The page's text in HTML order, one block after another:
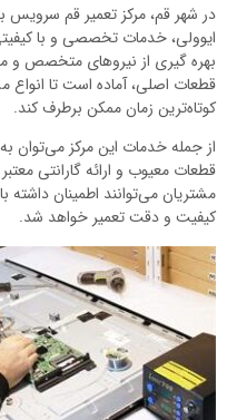
در شهر قم، مرکز تعمیر قم سرویس
ایوولی، خدمات تخصصی و با
بهره گیری از نیروهای متخصص و
قطعات اصلی، آماده است تا انواع
کوتاه‌ترین زمان ممکن برطرف کند.
از جمله خدمات این مرکز می‌توان
قطعات معیوب و ارائه گارانتی
مشتریان می‌توانند اطمینان داشته
کیفیت و دقت تعمیر خواهد شد.